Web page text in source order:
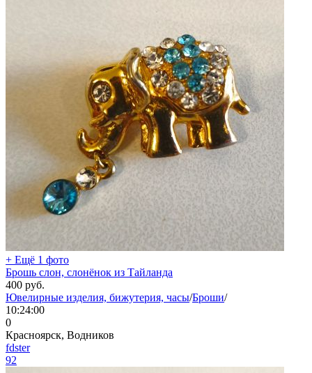
+ Ещё 1 фото
Брошь слон, слонёнок из Тайланда
400 руб.
Ювелирные изделия, бижутерия, часы/Броши/
10:24:00
0
Красноярск, Водников
fdster
92